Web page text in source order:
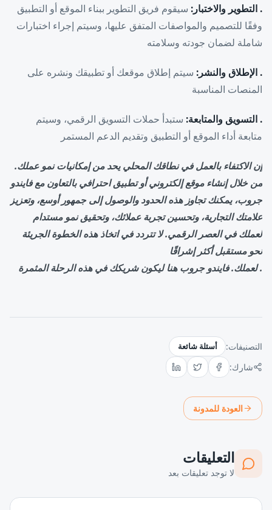
. التطوير والاختبار: سيقوم فريق التطوير ببناء الموقع أو التطبيق
وفقًا للتصميم والمواصفات المتفق عليها، وسيتم إجراء اختبارات
شاملة لضمان جودته وسلامته
. الإطلاق والنشر: سيتم إطلاق موقعك أو تطبيقك ونشره على
المنصات المناسبة
. التسويق والمتابعة: ستبدأ حملات التسويق الرقمي، وسيتم
متابعة أداء الموقع أو التطبيق وتقديم الدعم المستمر
إن الاكتفاء بالعمل في نطاقك المحلي يحد من إمكانيات نمو عملك.
من خلال إنشاء موقع إلكتروني أو تطبيق احترافي بالتعاون مع فايندو
جروب، يمكنك تجاوز هذه الحدود والوصول إلى جمهور أوسع، وتعزيز
علامتك التجارية، وتحسين تجربة عملائك، وتحقيق نمو مستدام
لعملك في العصر الرقمي. لا تتردد في اتخاذ هذه الخطوة الجريئة
نحو مستقبل أكثر إشراقًا
. لعملك. فايندو جروب هنا ليكون شريكك في هذه الرحلة المثمرة
التصنيفات: أسئلة شائعة
شارك:
العودة للمدونة
التعليقات
لا توجد تعليقات بعد